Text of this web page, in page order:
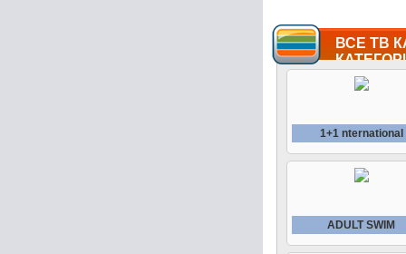
ВСЕ ТВ
1+1 nternational
ADULT SWIM